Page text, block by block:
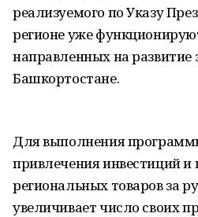
реализуемого по Указу
регионе уже
направленных на развитие
Башкортостане.
Для выполнения
привлечения инвестиций
региональных товаров за
увеличивает число своих